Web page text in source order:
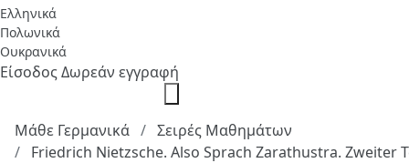
Ελληνικά
Πολωνικά
Ουκρανικά
ΕίσοδοςΔωρεάν εγγραφή
Μάθε Γερμανικά
Σειρές Μαθημάτων
Friedrich Nietzsche. Also Sprach Zarathustra. Zweiter